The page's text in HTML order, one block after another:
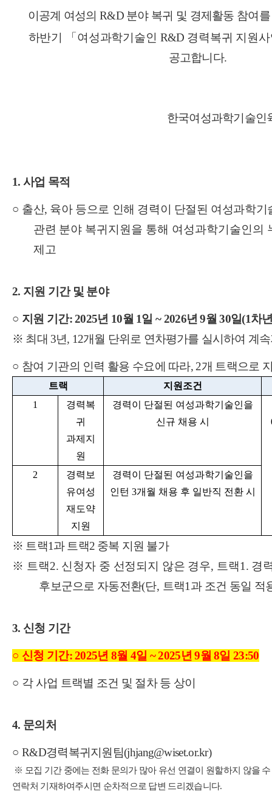
이공계 여성의 R&D 분야 복귀 및 경제활동 참여
하반기
「 여성과학기술인 R&D 경력복귀 지원
공고합니다.
한국여성과학기술인
1. 사업 목적
○ 출산, 육아 등으로 인해 경력이 단절된 여성과학
관련 분야 복귀지원을 통해 여성과학기술인의
제고
2. 지원 기간 및 분야
○ 지원 기간: 2025년 10월 1일~ 2026년9월30일(1차
※ 최대 3년, 12개월 단위로 연차평가를 실시하여 계
○ 참여 기관의 인력 활용 수요에 따라, 2개 트랙으로
트랙 지원조건
1
경력복
귀
과제지
원
경력이 단절된 여성과학기술인을
신규 채용 시
2
경력보
유여성
재도약
지원
경력이 단절된 여성과학기술인을
인턴 3개월 채용 후 일반직 전환 시
※ 트랙1과 트랙2 중복 지원 불가
※ 트랙2. 신청자 중 선정되지 않은 경우, 트랙1. 경
후보군으로 자동전환(단, 트랙1 과 조건 동일 적
3. 신청 기간
○ 신청 기간:2025년 8월 4일 ~ 2025년9월8일23:50
○ 각 사업 트랙별 조건 및 절차 등 상이
4. 문의처
○ R&D경력복귀지원팀(jhjang@wiset.or.kr)
※ 모집 기간 중에는 전화 문의가 많아 유선 연결이 원할하지 않을
연락처 기재하여주시면 순차적으로 답변 드리겠습니다.